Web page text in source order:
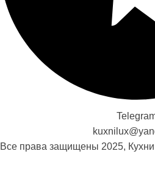
Все права защищены 2025,